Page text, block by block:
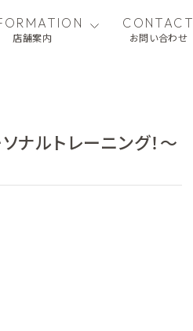
店舗案内
CONTACT
お問い合わせ
ナルトレーニング！～